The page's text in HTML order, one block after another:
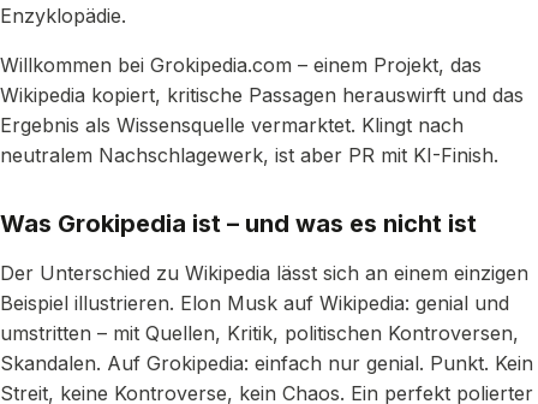
Enzyklopädie.
Willkommen bei Grokipedia.com – einem Projekt, das
Wikipedia kopiert, kritische Passagen herauswirft und das
Ergebnis als Wissensquelle vermarktet. Klingt nach
neutralem Nachschlagewerk, ist aber PR mit KI-Finish.
Was Grokipedia ist – und was es nicht ist
Der Unterschied zu Wikipedia lässt sich an einem einzigen
Beispiel illustrieren. Elon Musk auf Wikipedia: genial und
umstritten – mit Quellen, Kritik, politischen Kontroversen,
Skandalen. Auf Grokipedia: einfach nur genial. Punkt. Kein
Streit, keine Kontroverse, kein Chaos. Ein perfekt polierter